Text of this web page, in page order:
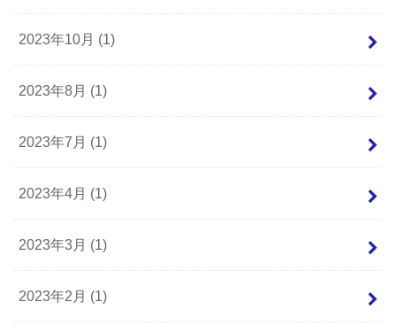
2023年10月 (1)
2023年8月 (1)
2023年7月 (1)
2023年4月 (1)
2023年3月 (1)
2023年2月 (1)